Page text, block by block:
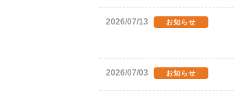
2026/07/13 お知らせ
2026/07/03 お知らせ